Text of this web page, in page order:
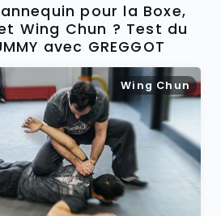
pour la Boxe,
Wing Chun ? Test du
avec GREGGOT
Wing Chun